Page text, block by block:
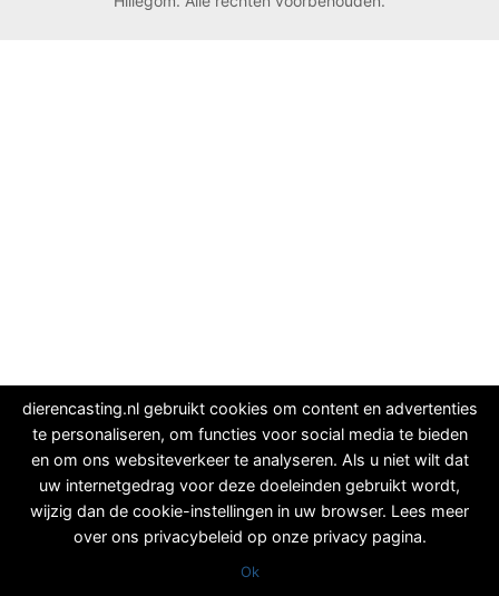
dierencasting.nl gebruikt cookies om content en advertenties
te personaliseren, om functies voor social media te bieden
en om ons websiteverkeer te analyseren. Als u niet wilt dat
uw internetgedrag voor deze doeleinden gebruikt wordt,
wijzig dan de cookie-instellingen in uw browser. Lees meer
over ons privacybeleid op onze privacy pagina.
Ok